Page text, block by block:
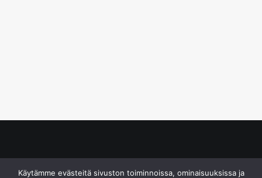
Käytämme evästeitä sivuston toiminnoissa, ominaisuuksissa ja